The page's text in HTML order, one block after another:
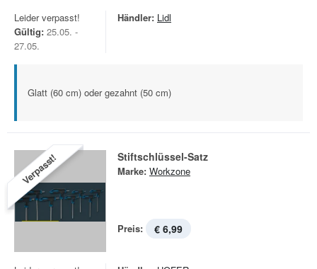
Leider verpasst!
Gültig: 25.05. -
27.05.
Händler: Lidl
Glatt (60 cm) oder gezahnt (50 cm)
Verpasst! Stiftschlüssel-Satz
Marke: Workzone
Preis: € 6,99